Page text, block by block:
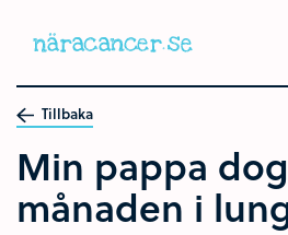
Tillbaka
Min pappa
månaden i